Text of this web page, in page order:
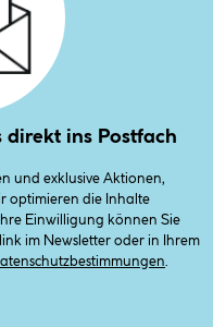
direkt ins Postfach
und exklusive Aktionen,
optimieren die Inhalte
Einwilligung können Sie
im Newsletter oder in Ihrem